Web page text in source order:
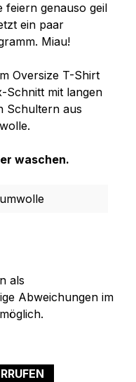
als
Abweichungen im
feiern genauso geil
ein paar
Miau!
Oversize T-Shirt
Schnitt mit langen
Schultern aus
waschen.